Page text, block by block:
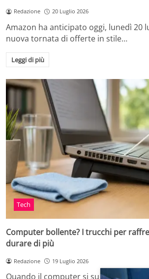
Redazione 20 Luglio 2026
Amazon ha anticipato oggi, lunedì 20
nuova tornata di offerte in stile…
Leggi di più
Tech
Computer bollente? I trucchi per
durare di più
Redazione 19 Luglio 2026
Quando il computer si surriscalda, in